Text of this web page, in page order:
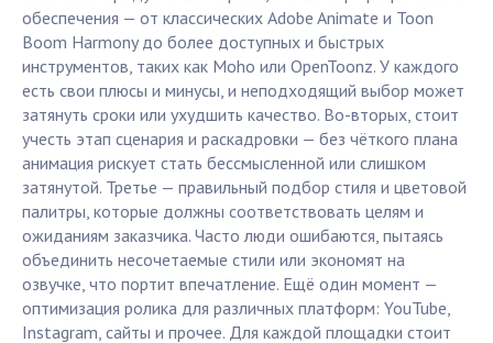
обеспечения — от классических Adobe Animate и Toon
Boom Harmony до более доступных и быстрых
инструментов, таких как Moho или OpenToonz. У каждого
есть свои плюсы и минусы, и неподходящий выбор может
затянуть сроки или ухудшить качество. Во-вторых, стоит
учесть этап сценария и раскадровки — без чёткого плана
анимация рискует стать бессмысленной или слишком
затянутой. Третье — правильный подбор стиля и цветовой
палитры, которые должны соответствовать целям и
ожиданиям заказчика. Часто люди ошибаются, пытаясь
объединить несочетаемые стили или экономят на
озвучке, что портит впечатление. Ещё один момент —
оптимизация ролика для различных платформ: YouTube,
Instagram, сайты и прочее. Для каждой площадки стоит